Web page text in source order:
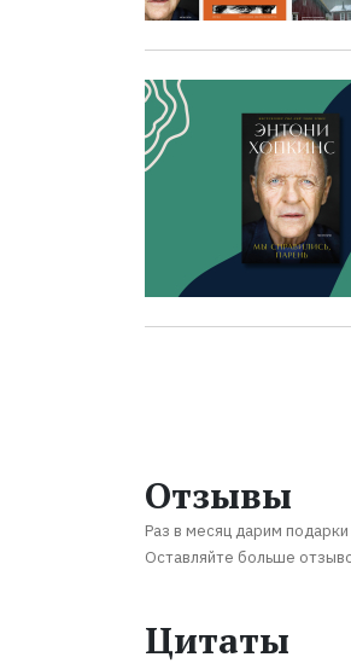
Отзывы
Раз в месяц дарим
Оставляйте больше
Цитаты